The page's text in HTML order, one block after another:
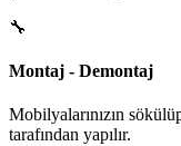
🔧
Montaj - Demontaj
Mobilyalarınızın
tarafından yapılır.